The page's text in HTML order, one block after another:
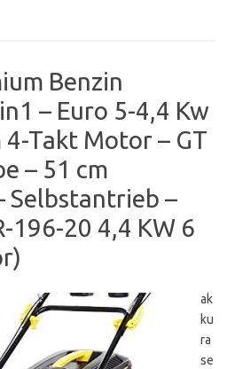
Benzin
– Euro 5-4,4 Kw
4-Takt Motor – GT
– 51 cm
Selbstantrieb –
196-20 4,4 KW 6
ak
ku
ra
se